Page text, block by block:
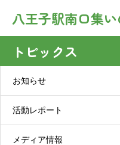
八王子駅南口集
トピックス
お知らせ
活動レポート
メディア情報